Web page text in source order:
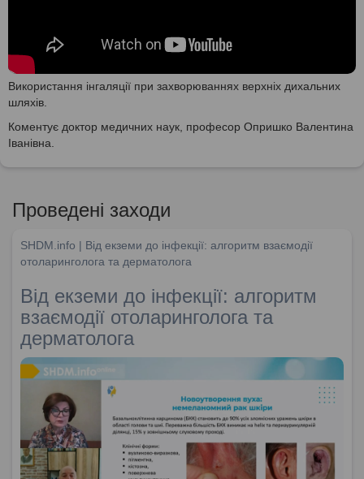
Використання інгаляції при захворюваннях верхніх дихальних
шляхів.
Коментує доктор медичних наук, професор Опришко Валентина
Іванівна.
Проведені заходи
SHDM.info | Від екземи до інфекції: алгоритм взаємодії
отоларинголога та дерматолога
Від екземи до інфекції: алгоритм
взаємодії отоларинголога та
дерматолога